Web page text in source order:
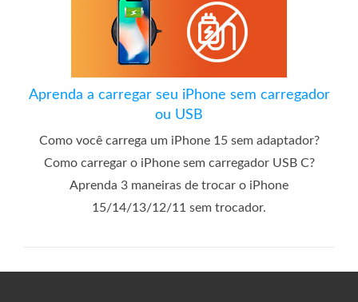
Aprenda a carregar seu iPhone sem carregador
ou USB
Como você carrega um iPhone 15 sem adaptador?
Como carregar o iPhone sem carregador USB C?
Aprenda 3 maneiras de trocar o iPhone
15/14/13/12/11 sem trocador.